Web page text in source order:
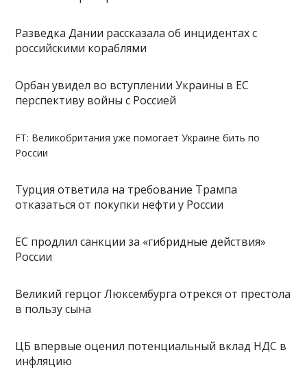
Разведка Дании рассказала об инцидентах с
российскими кораблями
Орбан увидел во вступлении Украины в ЕС
перспективу войны с Россией
FT: Великобритания уже помогает Украине бить по
России
Турция ответила на требование Трампа
отказаться от покупки нефти у России
ЕС продлил санкции за «гибридные действия»
России
Великий герцог Люксембурга отрекся от престола
в пользу сына
ЦБ впервые оценил потенциальный вклад НДС в
инфляцию